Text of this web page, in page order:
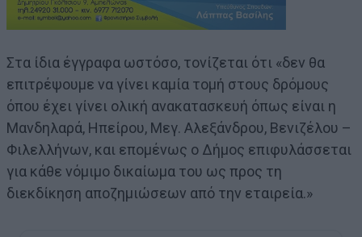
Στα ίδια έγγραφα ωστόσο, τονίζεται ότι «δεν θα
επιτρέψουμε να γίνει καμία τομή στους δρόμους
όπου έχει γίνει ολική ανακατασκευή όπως είναι η
Μανδηλαρά, Ηπείρου, Μεγ. Αλεξάνδρου, Βενιζέλου –
Φιλελλήνων, και επομένως ο Δήμος επιφυλάσσεται
για κάθε νόμιμο δικαίωμα του ως προς τη
διεκδίκηση αποζημιώσεων από την εταιρεία.»